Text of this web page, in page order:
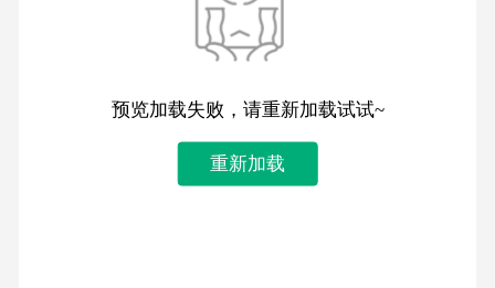
预览加载失败，请重新加载试试~
重新加载